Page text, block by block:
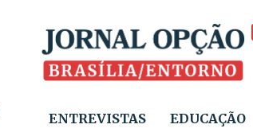
ENTREVISTAS EDUCAÇÃO